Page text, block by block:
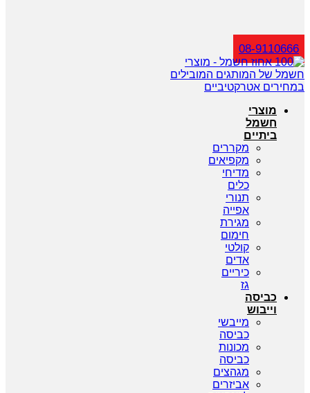
חיפוש
08-9110666
מוצרי
חשמל
ביתיים
מקררים
מקפיאים
מדיחי
כלים
תנורי
אפייה
מגירת
חימום
קולטי
אדים
כיריים
גז
כביסה
וייבוש
מייבשי
כביסה
מכונות
כביסה
מגהצים
אביזרים